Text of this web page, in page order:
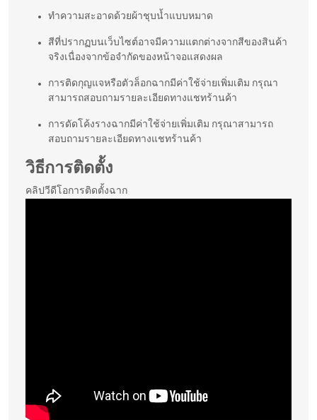
ทำความสะอาดด้วยผ้าชุบน้ำแบบหมาด
สีที่ปรากฏบนเว็บไซต์อาจมีความแตกต่างจากสีของสินค้า
จริงเนื่องจากข้อจำกัดของหน้าจอแสดงผล
การติดกุญแจหรือตัวล็อกฉากมีค่าใช้จ่ายเพิ่มเติม กรุณา
สามารถสอบถามรายละเอียดทางแชทร้านค้า
การดัดโค้งรางฉากมีค่าใช้จ่ายเพิ่มเติม กรุณาสามารถ
สอบถามรายละเอียดทางแชทร้านค้า
วิธีการติดตั้ง
คลิปวีดีโอการติดตั้งฉาก